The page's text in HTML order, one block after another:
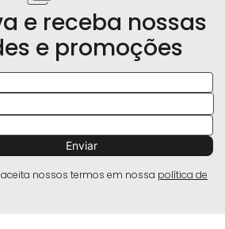
e receba nossas
e promoções
nossos termos em nossa política de